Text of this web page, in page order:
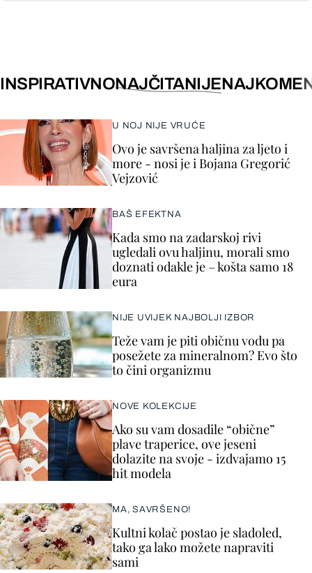
INSPIRATIVNONAJČITANIJE
U NOJ NIJE VRUĆE
Ovo je savršena haljina za ljeto i
more - nosi je i Bojana Gregorić
Vejzović
BAŠ EFEKTNA
Kada smo na zadarskoj rivi
ugledali ovu haljinu, morali smo
doznati odakle je – košta samo 18
eura
NIJE UVIJEK NAJBOLJI IZBOR
Teže vam je piti običnu vodu pa
posežete za mineralnom? Evo što
to čini organizmu
NOVE KOLEKCIJE
Ako su vam dosadile “obične”
plave traperice, ove jeseni
dolazite na svoje - izdvajamo 15
hit modela
MA, SAVRŠENO!
Kultni kolač postao je sladoled,
tako ga lako možete napraviti
sami